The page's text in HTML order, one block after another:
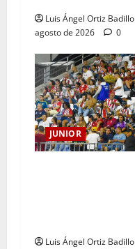
Luis Ángel Ortiz Badillo
agosto de 2026
0
JUNIOR
Luis Ángel Ortiz Badillo